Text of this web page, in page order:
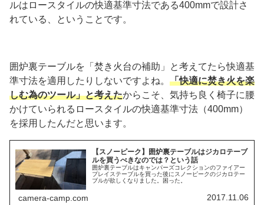
ルはロースタイルの快適基準寸法である400mmで設計さ
れている、ということです。
囲炉裏テーブルを「焚き火台の補助」と考えてたら快適基
準寸法を適用したりしないですよね。 「快適に焚き火を楽
しむ為のツール」と考えたからこそ、気持ち良く椅子に腰
かけていられるロースタイルの快適基準寸法（400mm）
を採用したんだと思います。
【スノーピーク】囲炉裏テーブルはジカロテーブ
ルを買うべきなのでは？という話
囲炉裏テーブルはキャンパーズコレクションのファイアー
プレイステーブルを買った後にスノーピークのジカロテー
ブルが欲しくなりました。困った。
camera-camp.com 2017.11.06